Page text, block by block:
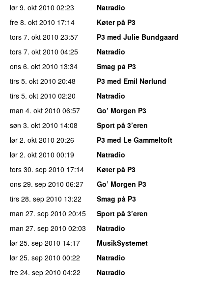
lør 9. okt 2010 02:23
Natradio
fre 8. okt 2010 17:14
Køter på P3
tors 7. okt 2010 23:57
P3 med Julie Bundgaard
tors 7. okt 2010 04:25
Natradio
ons 6. okt 2010 13:34
Smag på P3
tirs 5. okt 2010 20:48
P3 med Emil Nørlund
tirs 5. okt 2010 02:20
Natradio
man 4. okt 2010 06:57
Go’ Morgen P3
søn 3. okt 2010 14:08
Sport på 3’eren
lør 2. okt 2010 20:26
P3 med Le Gammeltoft
lør 2. okt 2010 00:19
Natradio
tors 30. sep 2010 17:14
Køter på P3
ons 29. sep 2010 06:27
Go’ Morgen P3
tirs 28. sep 2010 13:22
Smag på P3
man 27. sep 2010 20:45
Sport på 3’eren
man 27. sep 2010 02:03
Natradio
lør 25. sep 2010 14:17
MusikSystemet
lør 25. sep 2010 00:22
Natradio
fre 24. sep 2010 04:22
Natradio